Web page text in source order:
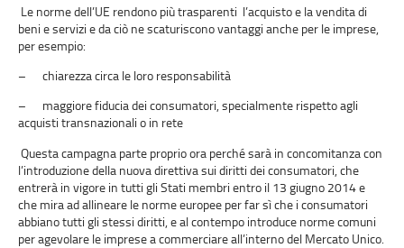
Le norme dell’UE rendono più trasparenti l’acquisto e la vendita di
beni e servizi e da ciò ne scaturiscono vantaggi anche per le imprese,
per esempio:
– chiarezza circa le loro responsabilità
– maggiore fiducia dei consumatori, specialmente rispetto agli
acquisti transnazionali o in rete
Questa campagna parte proprio ora perché sarà in concomitanza con
l’introduzione della nuova direttiva sui diritti dei consumatori, che
entrerà in vigore in tutti gli Stati membri entro il 13 giugno 2014 e
che mira ad allineare le norme europee per far sì che i consumatori
abbiano tutti gli stessi diritti, e al contempo introduce norme comuni
per agevolare le imprese a commerciare all’interno del Mercato Unico.